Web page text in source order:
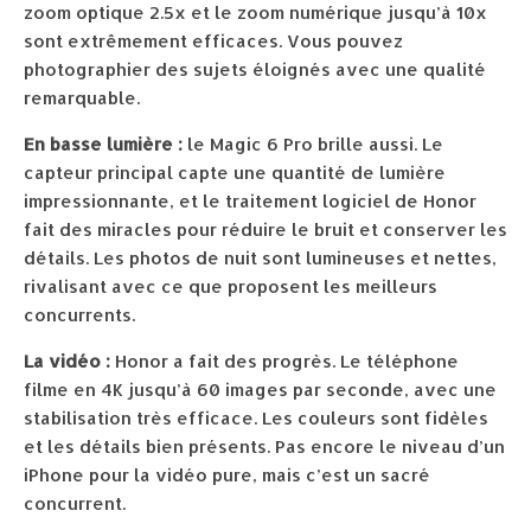
zoom optique 2.5x et le zoom numérique jusqu’à 10x
sont extrêmement efficaces. Vous pouvez
photographier des sujets éloignés avec une qualité
remarquable.
En basse lumière : le Magic 6 Pro brille aussi. Le
capteur principal capte une quantité de lumière
impressionnante, et le traitement logiciel de Honor
fait des miracles pour réduire le bruit et conserver les
détails. Les photos de nuit sont lumineuses et nettes,
rivalisant avec ce que proposent les meilleurs
concurrents.
La vidéo : Honor a fait des progrès. Le téléphone
filme en 4K jusqu’à 60 images par seconde, avec une
stabilisation très efficace. Les couleurs sont fidèles
et les détails bien présents. Pas encore le niveau d’un
iPhone pour la vidéo pure, mais c’est un sacré
concurrent.